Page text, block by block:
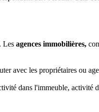
Les agences immobilières,
avec les propriétaires ou
dans l'immeuble, activité